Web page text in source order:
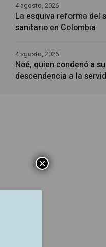
La esquiva reforma del
sanitario en Colombia
4 agosto, 2026
Noé, quien condenó a su
descendencia a la
4 agosto, 2026
×